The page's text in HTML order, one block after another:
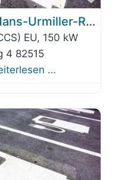
E-Ladestation Hans-Urmiller-Ring 4
EU, 150 kW
4 82515
…